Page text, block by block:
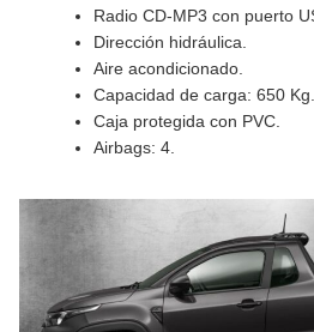
Radio CD-MP3 con puerto
Dirección hidráulica.
Aire acondicionado.
Capacidad de carga: 650 Kg.
Caja protegida con PVC.
Airbags: 4.